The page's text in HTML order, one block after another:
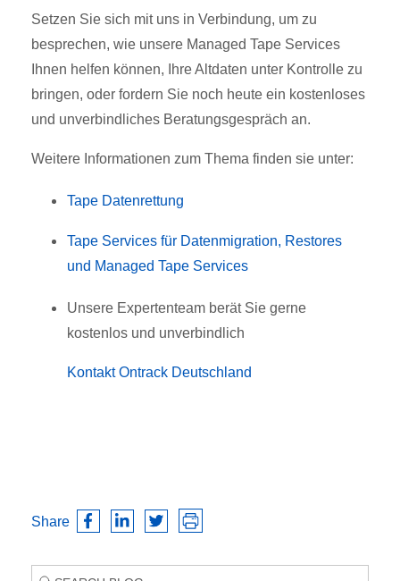
Setzen Sie sich mit uns in Verbindung, um zu
besprechen, wie unsere Managed Tape Services
Ihnen helfen können, Ihre Altdaten unter Kontrolle zu
bringen, oder fordern Sie noch heute ein kostenloses
und unverbindliches Beratungsgespräch an.
Weitere Informationen zum Thema finden sie unter:
Tape Datenrettung
Tape Services für Datenmigration, Restores
und Managed Tape Services
Unsere Expertenteam berät Sie gerne
kostenlos und unverbindlich
Kontakt Ontrack Deutschland
Share